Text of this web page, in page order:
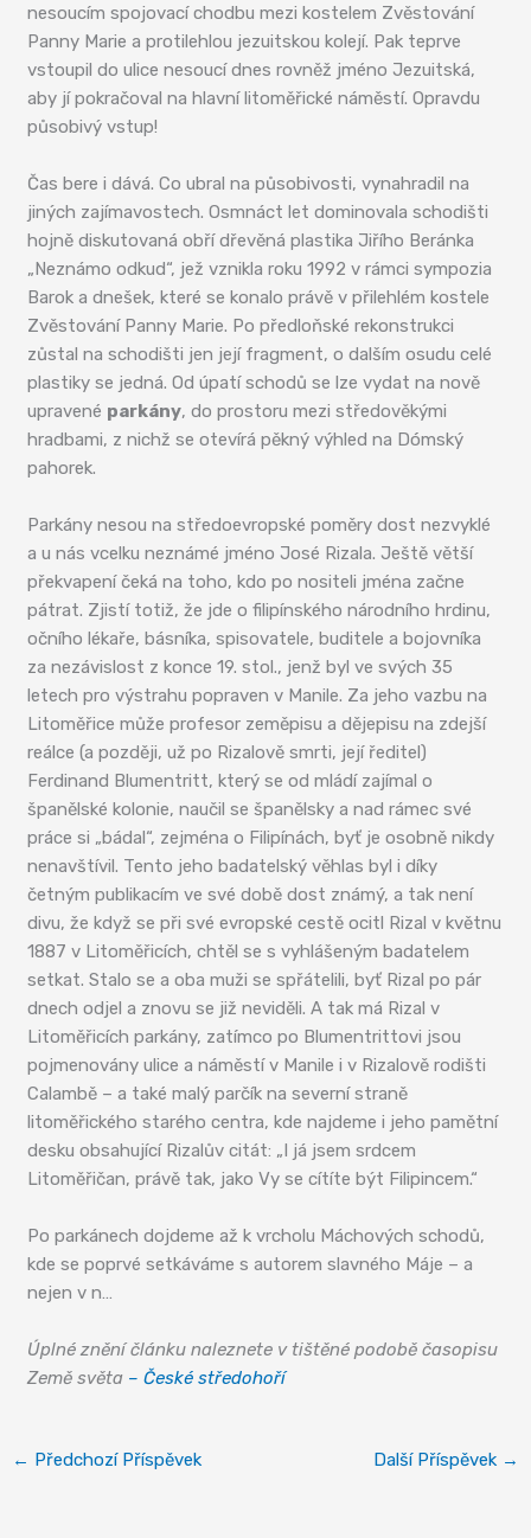
nesoucím spojovací chodbu mezi kostelem Zvěstování
Panny Marie a protilehlou jezuitskou kolejí. Pak teprve
vstoupil do ulice nesoucí dnes rovněž jméno Jezuitská,
aby jí pokračoval na hlavní litoměřické náměstí. Opravdu
působivý vstup!
Čas bere i dává. Co ubral na působivosti, vynahradil na
jiných zajímavostech. Osmnáct let dominovala schodišti
hojně diskutovaná obří dřevěná plastika Jiřího Beránka
„Neznámo odkud“, jež vznikla roku 1992 v rámci sympozia
Barok a dnešek, které se konalo právě v přilehlém kostele
Zvěstování Panny Marie. Po předloňské rekonstrukci
zůstal na schodišti jen její fragment, o dalším osudu celé
plastiky se jedná. Od úpatí schodů se lze vydat na nově
upravené parkány, do prostoru mezi středověkými
hradbami, z nichž se otevírá pěkný výhled na Dómský
pahorek.
Parkány nesou na středoevropské poměry dost nezvyklé
a u nás vcelku neznámé jméno José Rizala. Ještě větší
překvapení čeká na toho, kdo po nositeli jména začne
pátrat. Zjistí totiž, že jde o filipínského národního hrdinu,
očního lékaře, básníka, spisovatele, buditele a bojovníka
za nezávislost z konce 19. stol., jenž byl ve svých 35
letech pro výstrahu popraven v Manile. Za jeho vazbu na
Litoměřice může profesor zeměpisu a dějepisu na zdejší
reálce (a později, už po Rizalově smrti, její ředitel)
Ferdinand Blumentritt, který se od mládí zajímal o
španělské kolonie, naučil se španělsky a nad rámec své
práce si „bádal“, zejména o Filipínách, byť je osobně nikdy
nenavštívil. Tento jeho badatelský věhlas byl i díky
četným publikacím ve své době dost známý, a tak není
divu, že když se při své evropské cestě ocitl Rizal v květnu
1887 v Litoměřicích, chtěl se s vyhlášeným badatelem
setkat. Stalo se a oba muži se spřátelili, byť Rizal po pár
dnech odjel a znovu se již neviděli. A tak má Rizal v
Litoměřicích parkány, zatímco po Blumentrittovi jsou
pojmenovány ulice a náměstí v Manile i v Rizalově rodišti
Calambě – a také malý parčík na severní straně
litoměřického starého centra, kde najdeme i jeho pamětní
desku obsahující Rizalův citát: „I já jsem srdcem
Litoměřičan, právě tak, jako Vy se cítíte být Filipincem.“
Po parkánech dojdeme až k vrcholu Máchových schodů,
kde se poprvé setkáváme s autorem slavného Máje – a
nejen v n…
Úplné znění článku naleznete v tištěné podobě časopisu
Země světa – České středohoří
← Předchozí Příspěvek Další Příspěvek →